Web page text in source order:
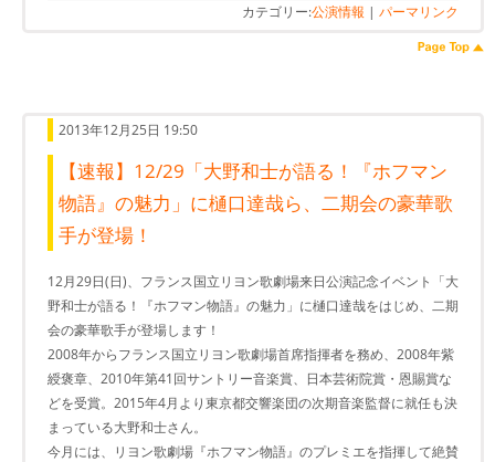
カテゴリー:公演情報 | パーマリンク
2013年12月25日 19:50
【速報】12/29「大野和士が語る！『ホフマン
物語』の魅力」に樋口達哉ら、二期会の豪華歌
手が登場！
12月29日(日)、フランス国立リヨン歌劇場来日公演記念イベント「大
野和士が語る！『ホフマン物語』の魅力」に樋口達哉をはじめ、二期
会の豪華歌手が登場します！
2008年からフランス国立リヨン歌劇場首席指揮者を務め、2008年紫
綬褒章、2010年第41回サントリー音楽賞、日本芸術院賞・恩賜賞な
どを受賞。2015年4月より東京都交響楽団の次期音楽監督に就任も決
まっている大野和士さん。
今月には、リヨン歌劇場『ホフマン物語』のプレミエを指揮して絶賛